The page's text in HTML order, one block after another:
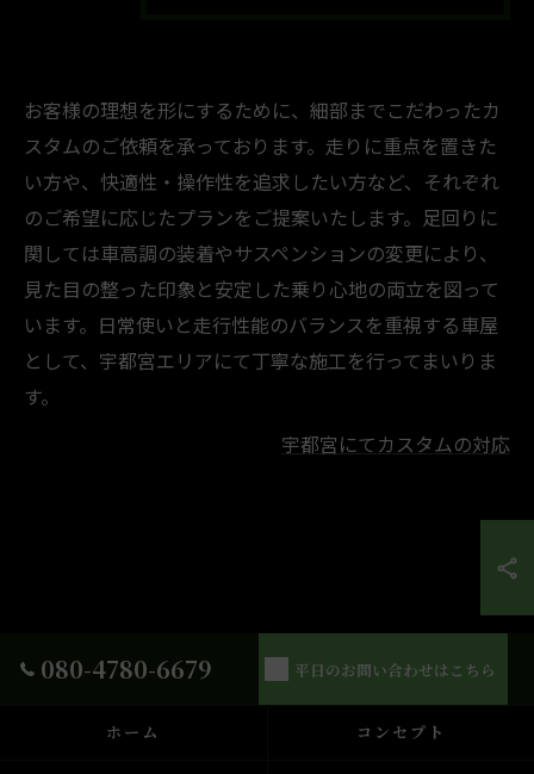
お客様の理想を形にするために、細部までこだわったカ
スタムのご依頼を承っております。走りに重点を置きた
い方や、快適性・操作性を追求したい方など、それぞれ
のご希望に応じたプランをご提案いたします。足回りに
関しては車高調の装着やサスペンションの変更により、
見た目の整った印象と安定した乗り心地の両立を図って
います。日常使いと走行性能のバランスを重視する車屋
として、宇都宮エリアにて丁寧な施工を行ってまいりま
す。
宇都宮にてカスタムの対応
080-4780-6679 平日のお問い合わせはこちら
ホーム コンセプト